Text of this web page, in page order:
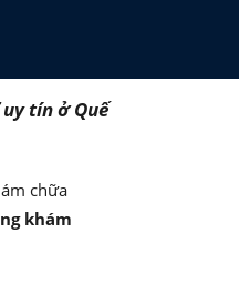
tín ở Quế
chữa
khám